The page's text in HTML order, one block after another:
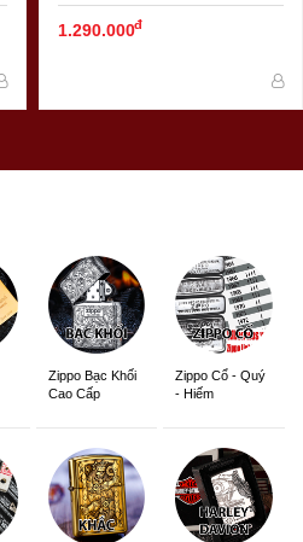
1.290.000đ
Zippo Bạc Khối
Cao Cấp
Zippo Cổ - Quý
- Hiếm